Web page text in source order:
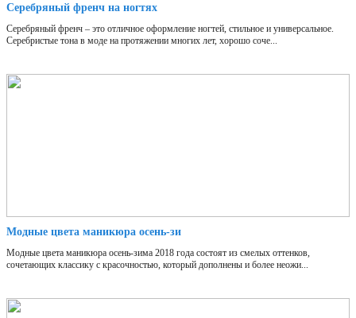
Серебряный френч на ногтях
Серебряный френч – это отличное оформление ногтей, стильное и универсальное.
Серебристые тона в моде на протяжении многих лет, хорошо соче...
Модные цвета маникюра осень-зи
Модные цвета маникюра осень-зима 2018 года состоят из смелых оттенков,
сочетающих классику с красочностью, который дополнены и более неожи...